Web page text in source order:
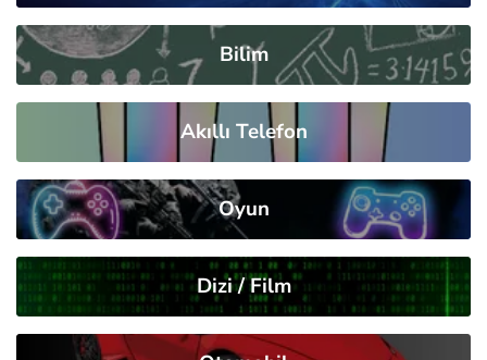
Bilim
Akıllı Telefon
Oyun
Dizi / Film